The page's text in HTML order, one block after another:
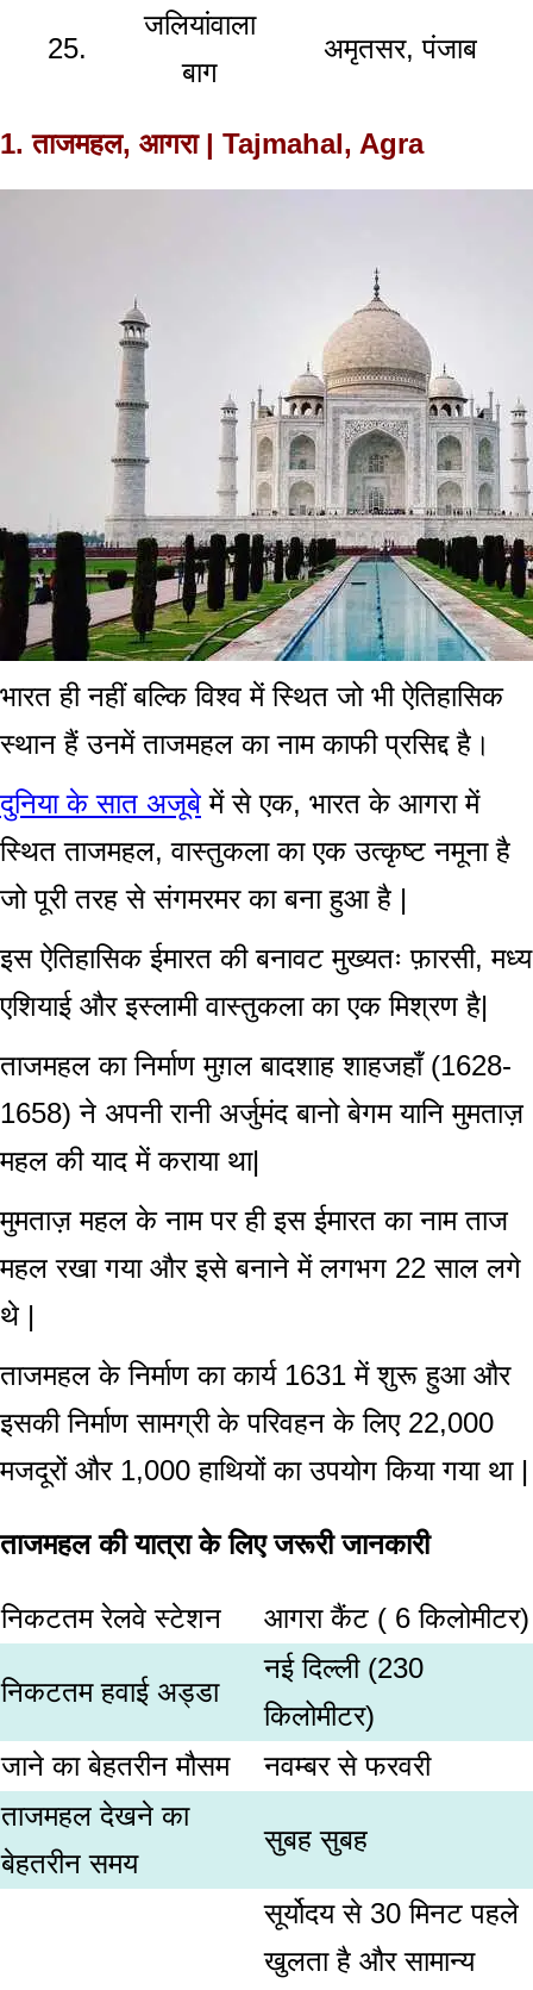
25.
जलियांवाला
बाग
अमृतसर, पंजाब
1. ताजमहल, आगरा | Tajmahal, Agra
भारत ही नहीं बल्कि विश्व में स्थित जो भी ऐतिहासिक
स्थान हैं उनमें ताजमहल का नाम काफी प्रसिद्द है।
दुनिया के सात अजूबे में से एक, भारत के आगरा में
स्थित ताजमहल, वास्तुकला का एक उत्कृष्ट नमूना है
जो पूरी तरह से संगमरमर का बना हुआ है |
इस ऐतिहासिक ईमारत की बनावट मुख्यतः फ़ारसी, मध्य
एशियाई और इस्लामी वास्तुकला का एक मिश्रण है|
ताजमहल का निर्माण मुग़ल बादशाह शाहजहाँ (1628-
1658) ने अपनी रानी अर्जुमंद बानो बेगम यानि मुमताज़
महल की याद में कराया था|
मुमताज़ महल के नाम पर ही इस ईमारत का नाम ताज
महल रखा गया और इसे बनाने में लगभग 22 साल लगे
थे |
ताजमहल के निर्माण का कार्य 1631 में शुरू हुआ और
इसकी निर्माण सामग्री के परिवहन के लिए 22,000
मजदूरों और 1,000 हाथियों का उपयोग किया गया था |
ताजमहल की यात्रा के लिए जरूरी जानकारी
निकटतम रेलवे स्टेशन आगरा कैंट ( 6 किलोमीटर)
निकटतम हवाई अड्डा
नई दिल्ली (230
किलोमीटर)
जाने का बेहतरीन मौसम
नवम्बर से फरवरी
ताजमहल देखने का
बेहतरीन समय
सुबह सुबह
सूर्योदय से 30 मिनट पहले
खुलता है और सामान्य